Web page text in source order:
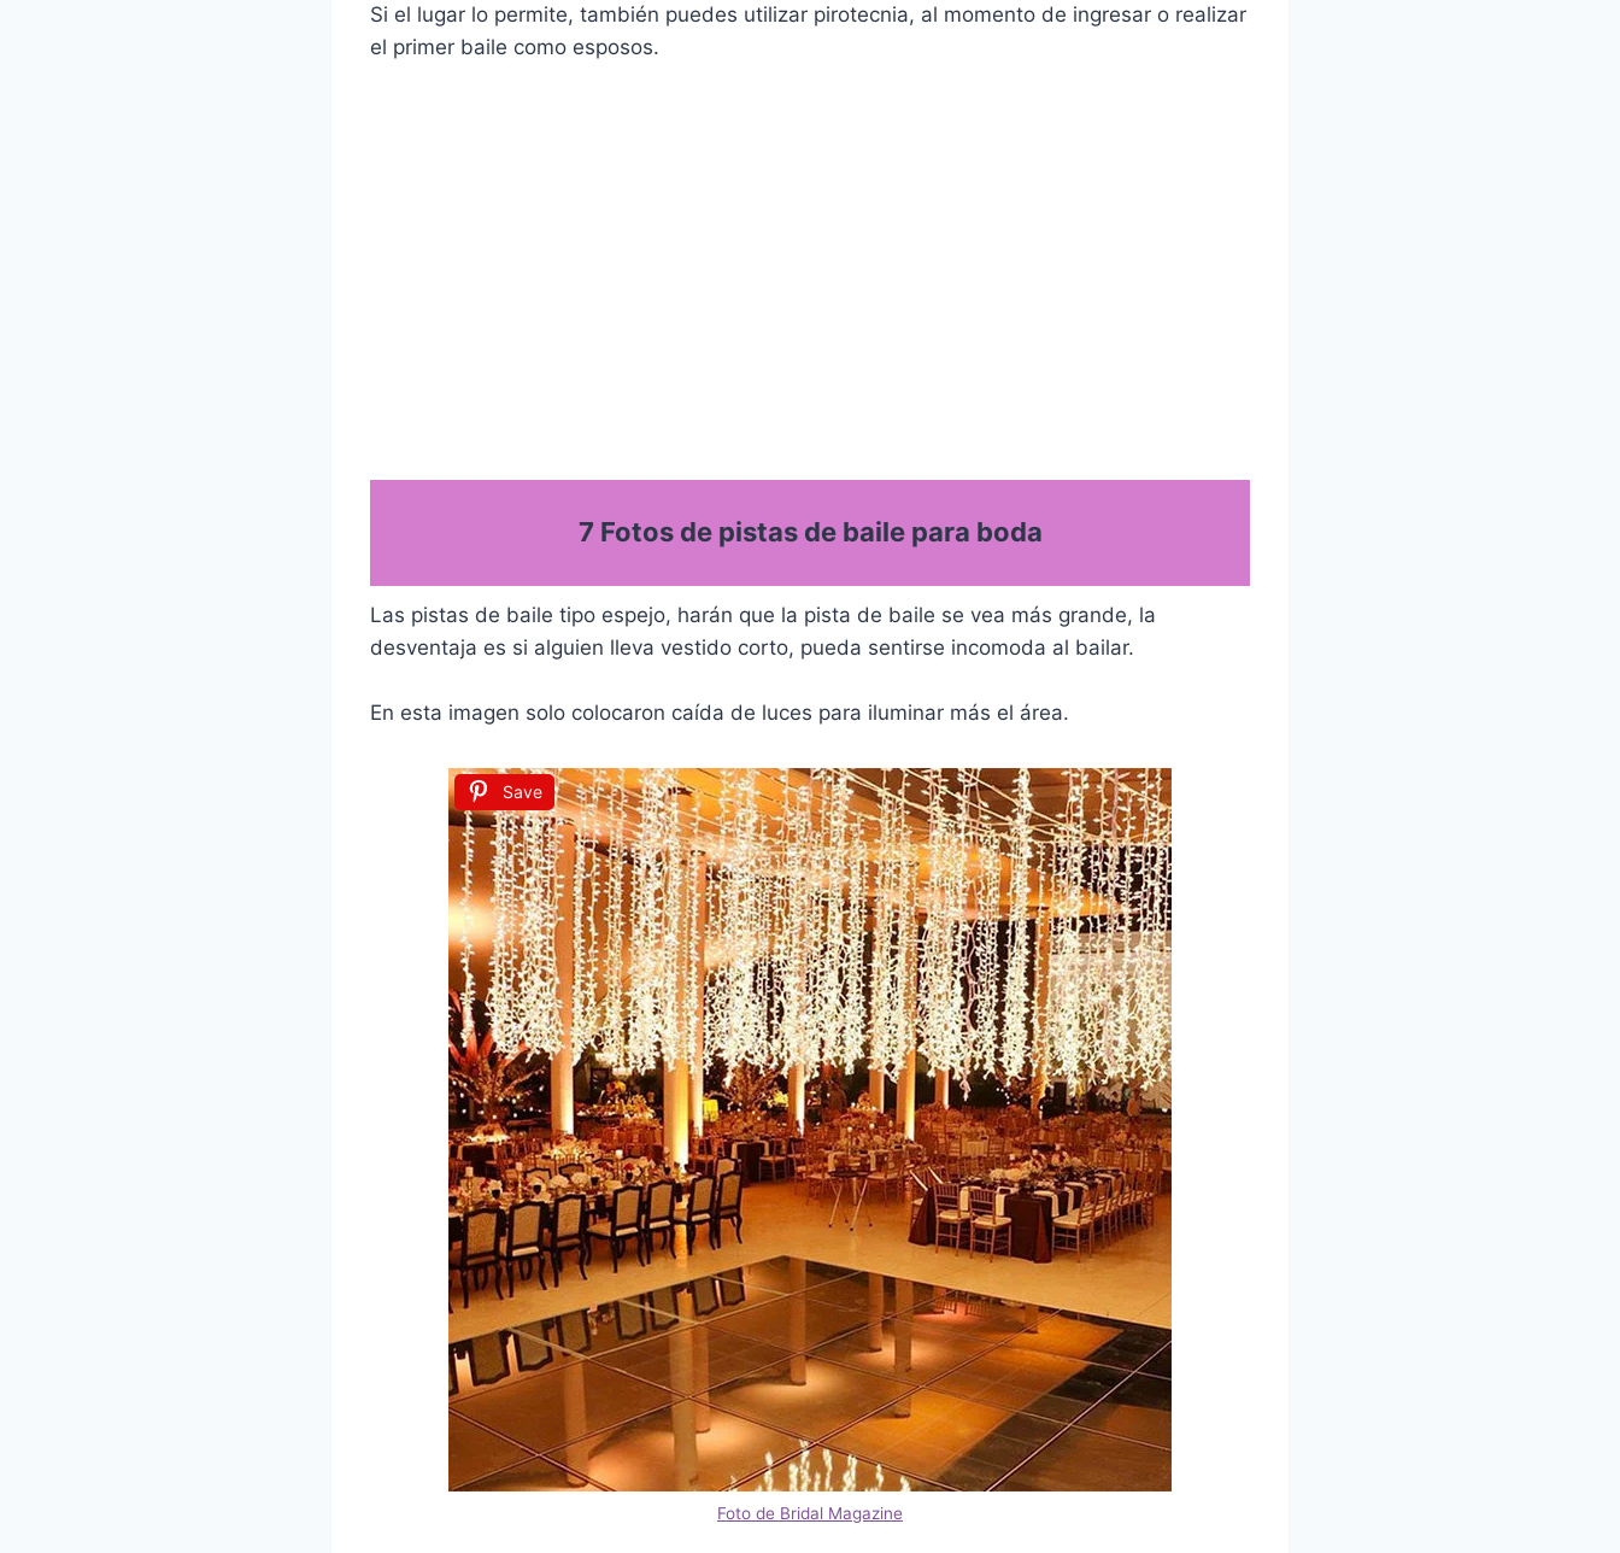
Si el lugar lo permite, también puedes utilizar pirotecnia, al momento de ingresar o realizar
el primer baile como esposos.
7 Fotos de pistas de baile para boda
Las pistas de baile tipo espejo, harán que la pista de baile se vea más grande, la
desventaja es si alguien lleva vestido corto, pueda sentirse incomoda al bailar.
En esta imagen solo colocaron caída de luces para iluminar más el área.
Save
Foto de Bridal Magazine